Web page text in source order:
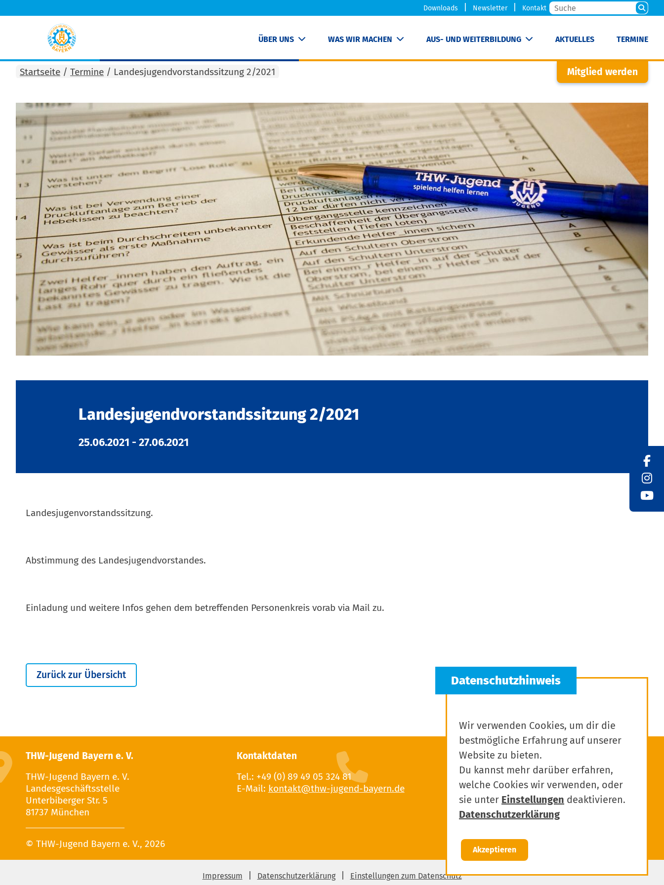
Downloads Newsletter Kontakt
ÜBER UNS WAS WIR MACHEN AUS- UND WEITERBILDUNG AKTUELLES TERMINE
Mitglied werden
Startseite / Termine / Landesjugendvorstandssitzung 2/2021
Landesjugendvorstandssitzung 2/2021
25.06.2021 - 27.06.2021
Landesjugenvorstandssitzung.
Abstimmung des Landesjugendvorstandes.
Einladung und weitere Infos gehen dem betreffenden Personenkreis vorab via Mail zu.
Zurück zur Übersicht
THW-Jugend Bayern e. V.
THW-Jugend Bayern e. V.
Landesgeschäftsstelle
Unterbiberger Str. 5
81737 München
© THW-Jugend Bayern e. V., 2026
Kontaktdaten
Tel.: +49 (0) 89 49 05 324 81
E-Mail:
Impressum Datenschutzerklärung Einstellungen zum Datenschutz
Wir verwenden Cookies, um dir die
bestmögliche Erfahrung auf unserer
Website zu bieten.
Du kannst mehr darüber erfahren,
welche Cookies wir verwenden, oder
sie unter Einstellungen deaktivieren.
Datenschutzerklärung
Akzeptieren